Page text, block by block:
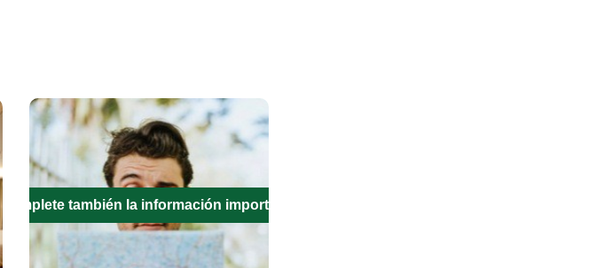
Complete también la información importante